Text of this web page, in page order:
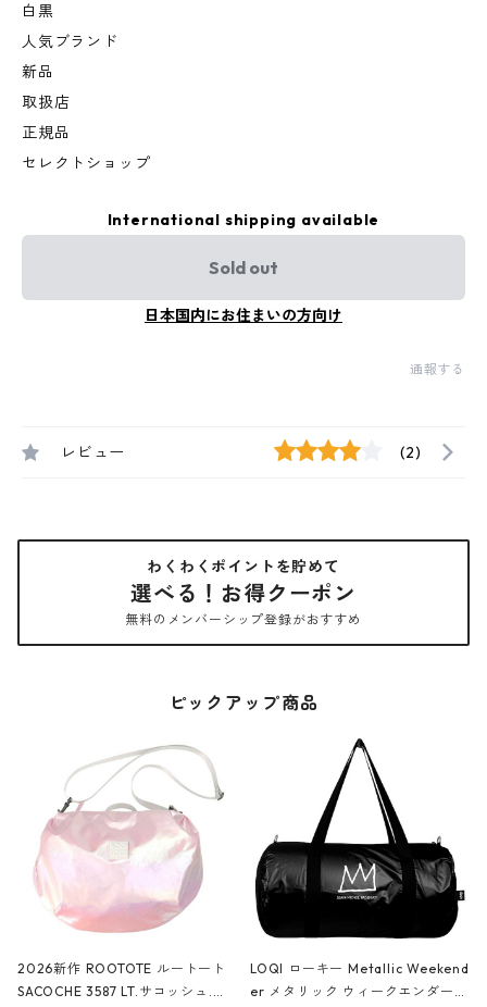
白黒
人気ブランド
新品
取扱店
正規品
セレクトショップ
International shipping available
Sold out
日本国内にお住まいの方向け
通報する
レビュー (2)
わくわくポイントを貯めて
選べる！お得クーポン
無料のメンバーシップ登録がおすすめ
ピックアップ商品
2026新作 ROOTOTE ルートート
SACOCHE 3587 LT.サコッシュ.ル
LOQI ローキー Metallic Weekend
er メタリック ウィークエンダー